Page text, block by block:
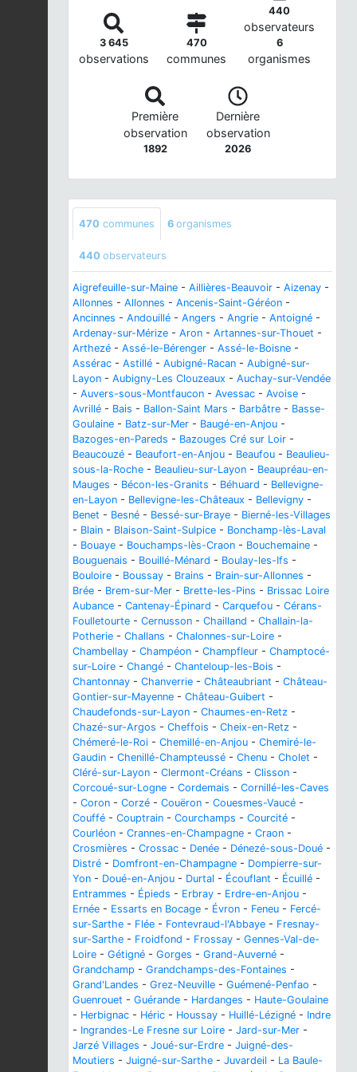
3 645
observations
470
communes
440
observateurs
6
organismes
Première
observation
1892
Dernière
observation
2026
470 communes 6 organismes
440 observateurs
Aigrefeuille-sur-Maine - Aillières-Beauvoir - Aizenay -
Allonnes - Allonnes - Ancenis-Saint-Géréon -
Ancinnes - Andouillé - Angers - Angrie - Antoigné -
Ardenay-sur-Mérize - Aron - Artannes-sur-Thouet -
Arthezé - Assé-le-Bérenger - Assé-le-Boisne -
Assérac - Astillé - Aubigné-Racan - Aubigné-sur-
Layon - Aubigny-Les Clouzeaux - Auchay-sur-Vendée
- Auvers-sous-Montfaucon - Avessac - Avoise -
Avrillé - Bais - Ballon-Saint Mars - Barbâtre - Basse-
Goulaine - Batz-sur-Mer - Baugé-en-Anjou -
Bazoges-en-Pareds - Bazouges Cré sur Loir -
Beaucouzé - Beaufort-en-Anjou - Beaufou - Beaulieu-
sous-la-Roche - Beaulieu-sur-Layon - Beaupréau-en-
Mauges - Bécon-les-Granits - Béhuard - Bellevigne-
en-Layon - Bellevigne-les-Châteaux - Bellevigny -
Benet - Besné - Bessé-sur-Braye - Bierné-les-Villages
- Blain - Blaison-Saint-Sulpice - Bonchamp-lès-Laval
- Bouaye - Bouchamps-lès-Craon - Bouchemaine -
Bouguenais - Bouillé-Ménard - Boulay-les-Ifs -
Bouloire - Boussay - Brains - Brain-sur-Allonnes -
Brée - Brem-sur-Mer - Brette-les-Pins - Brissac Loire
Aubance - Cantenay-Épinard - Carquefou - Cérans-
Foulletourte - Cernusson - Chailland - Challain-la-
Potherie - Challans - Chalonnes-sur-Loire -
Chambellay - Champéon - Champfleur - Champtocé-
sur-Loire - Changé - Chanteloup-les-Bois -
Chantonnay - Chanverrie - Châteaubriant - Château-
Gontier-sur-Mayenne - Château-Guibert -
Chaudefonds-sur-Layon - Chaumes-en-Retz -
Chazé-sur-Argos - Cheffois - Cheix-en-Retz -
Chémeré-le-Roi - Chemillé-en-Anjou - Chemiré-le-
Gaudin - Chenillé-Champteussé - Chenu - Cholet -
Cléré-sur-Layon - Clermont-Créans - Clisson -
Corcoué-sur-Logne - Cordemais - Cornillé-les-Caves
- Coron - Corzé - Couëron - Couesmes-Vaucé -
Couffé - Couptrain - Courchamps - Courcité -
Courléon - Crannes-en-Champagne - Craon -
Crosmières - Crossac - Denée - Dénezé-sous-Doué -
Distré - Domfront-en-Champagne - Dompierre-sur-
Yon - Doué-en-Anjou - Durtal - Écouflant - Écuillé -
Entrammes - Épieds - Erbray - Erdre-en-Anjou -
Ernée - Essarts en Bocage - Évron - Feneu - Fercé-
sur-Sarthe - Flée - Fontevraud-l'Abbaye - Fresnay-
sur-Sarthe - Froidfond - Frossay - Gennes-Val-de-
Loire - Gétigné - Gorges - Grand-Auverné -
Grandchamp - Grandchamps-des-Fontaines -
Grand'Landes - Grez-Neuville - Guémené-Penfao -
Guenrouet - Guérande - Hardanges - Haute-Goulaine
- Herbignac - Héric - Houssay - Huillé-Lézigné - Indre
- Ingrandes-Le Fresne sur Loire - Jard-sur-Mer -
Jarzé Villages - Joué-sur-Erdre - Juigné-des-
Moutiers - Juigné-sur-Sarthe - Juvardeil - La Baule-